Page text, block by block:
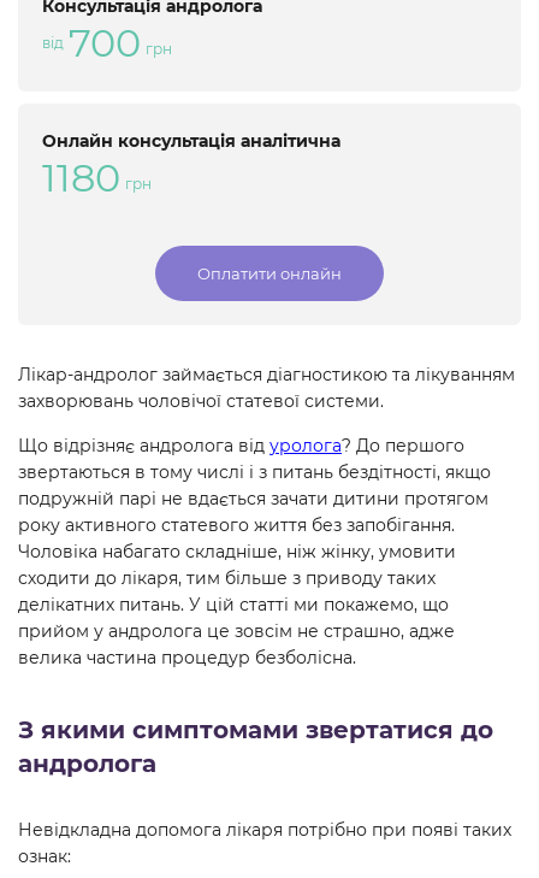
Консультація андролога
від 700 грн
Онлайн консультація аналітична
1180 грн
Оплатити онлайн
Лікар-андролог займається діагностикою та лікуванням
захворювань чоловічої статевої системи.
Що відрізняє андролога від уролога? До першого
звертаються в тому числі і з питань бездітності, якщо
подружній парі не вдається зачати дитини протягом
року активного статевого життя без запобігання.
Чоловіка набагато складніше, ніж жінку, умовити
сходити до лікаря, тим більше з приводу таких
делікатних питань. У цій статті ми покажемо, що
прийом у андролога це зовсім не страшно, адже
велика частина процедур безболісна.
З якими симптомами звертатися до
андролога
Невідкладна допомога лікаря потрібно при появі таких
ознак: